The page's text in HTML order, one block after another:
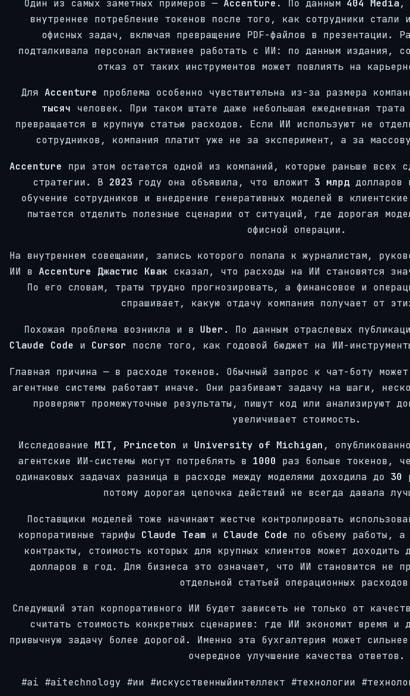
Один из самых заметных примеров — Accenture . По данным 404 Media,
внутреннее потребление токенов после того, как сотрудники стали
офисных задач, включая превращение PDF-файлов в презентации.
подталкивала персонал активнее работать с ИИ: по данным издания,
отказ от таких инструментов может повлиять на
Для Accenture проблема особенно чувствительна из-за размера
тысяч человек. При таком штате даже небольшая ежедневная
превращается в крупную статью расходов. Если ИИ используют не
сотрудников, компания платит уже не за эксперимент, а за
Accenture при этом остается одной из компаний, которые раньше всех
стратегии. В 2023 году она объявила, что вложит 3 млрд долларов
обучение сотрудников и внедрение генеративных моделей в
пытается отделить полезные сценарии от ситуаций, где дорогая
офисной операции.
На внутреннем совещании, запись которого попала к журналистам,
ИИ в Accenture Джастис Квак сказал, что расходы на ИИ становятся
По его словам, траты трудно прогнозировать, а финансовое и
спрашивает, какую отдачу компания получает от
Похожая проблема возникла и в Uber . По данным отраслевых
Claude Code и Cursor после того, как годовой бюджет на ИИ-
Главная причина — в расходе токенов. Обычный запрос к чат-боту
агентные системы работают иначе. Они разбивают задачу на шаги,
проверяют промежуточные результаты, пишут код или анализируют
увеличивает стоимость.
Исследование MIT, Princeton и University of Michigan ,
агентские ИИ-системы могут потреблять в 1000 раз больше токенов,
одинаковых задачах разница в расходе между моделями доходила до 30
потому дорогая цепочка действий не всегда давала
Поставщики моделей тоже начинают жестче контролировать
корпоративные тарифы Claude Team и Claude Code по объему работы, а
контракты, стоимость которых для крупных клиентов может доходить
долларов в год. Для бизнеса это означает, что ИИ становится не
отдельной статьей операционных
Следующий этап корпоративного ИИ будет зависеть не только от
считать стоимость конкретных сценариев: где ИИ экономит время и
привычную задачу более дорогой. Именно эта бухгалтерия может
очередное улучшение качества ответов.
#ai #aitechnology #ии #искусственныйинтеллект #технологии